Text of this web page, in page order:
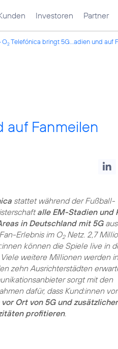
Investoren Partner
O2Telefónica bringt 5G...adien und auf
auf Fanmeilen
stattet während der Fußball-
alle EM-Stadien und
in Deutschland mit 5G
Erlebnis im O2Netz. 2,7
können die Spiele live in
weitere Millionen werden
zehn Ausrichterstädten
sorgt mit den
dafür, dass Kund:innen
vor Ort von 5G und
profitieren.